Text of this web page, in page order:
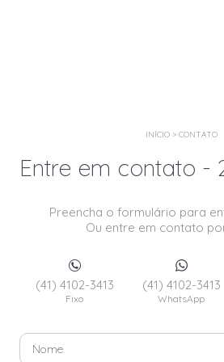
INÍCIO> CONTATO
Entre em contato -
Preencha o formulário para
Ou entre em contato
(41) 4102-3413
Fixo
(41) 4102-3413
WhatsApp